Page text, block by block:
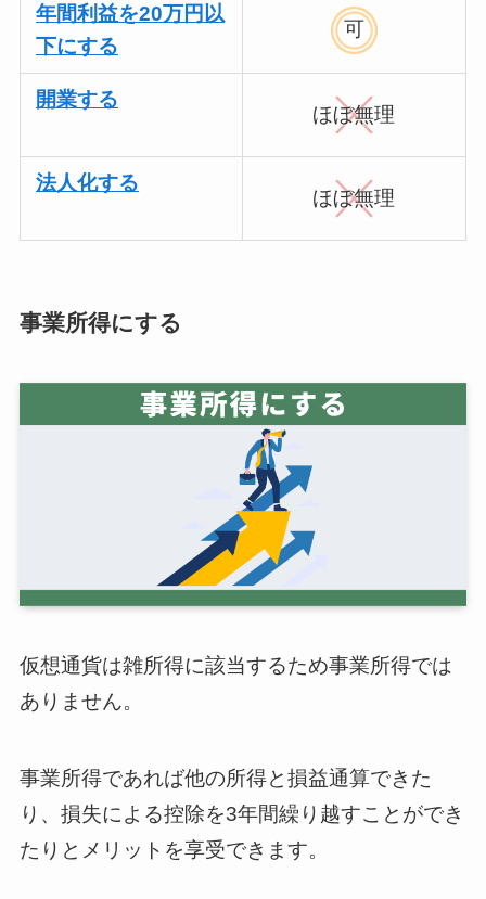
年間利益を20万円以
下にする
可
開業する
ほぼ無理
法人化する
ほぼ無理
事業所得にする
仮想通貨は雑所得に該当するため事業所得では
ありません。
事業所得であれば他の所得と損益通算できた
り、損失による控除を3年間繰り越すことができ
たりとメリットを享受できます。